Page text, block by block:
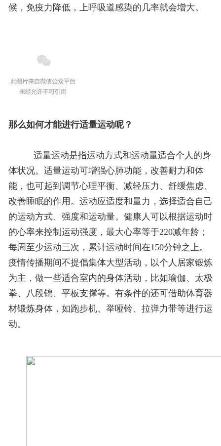
候，免疫力降低，上呼吸道感染的几率就会增大。
那么如何才能进行适量运动呢？
适量运动是指运动方式和运动量适合个人的身
体状况。适量运动可增强心肺功能，改善耐力和体
能，也可起到调节心理平衡、减轻压力、舒缓焦虑、
改善睡眠的作用。 运动应适度和量力，选择适合自己
的运动方式、强度和运动量。 健康人可以根据运动时
的心率来控制运动强度，最大心率等于220减年龄；
每周至少运动三次，累计运动时间在150分钟之上。
疫情传播期间不提倡集体大型活动，以个人居家锻炼
为主，做一些适合室内的身体活动，比如瑜伽、太极
拳、八段锦、平板支撑等。有条件的还可借助体育器
材锻炼身体，如跑步机、举哑铃、拉弹力带等进行运
动。